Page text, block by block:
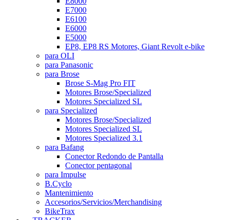
E7000
E6100
E6000
E5000
EP8, EP8 RS Motores, Giant Revolt e-bike
para OLI
para Panasonic
para Brose
Brose S-Mag Pro FIT
Motores Brose/Specialized
Motores Specialized SL
para Specialized
Motores Brose/Specialized
Motores Specialized SL
Motores Specialized 3.1
para Bafang
Conector Redondo de Pantalla
Conector pentagonal
para Impulse
B.Cyclo
Mantenimiento
Accesorios/Servicios/Merchandising
BikeTrax